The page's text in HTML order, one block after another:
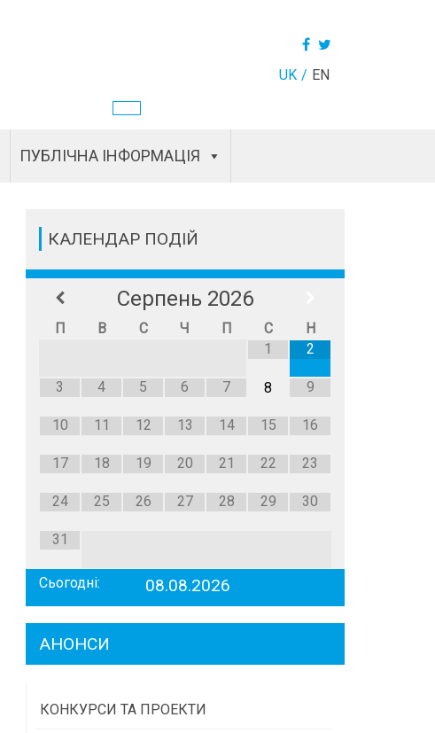
UK EN
ПУБЛІЧНА ІНФОРМАЦІЯ
КАЛЕНДАР ПОДІЙ
Серпень 2026
П В С Ч П С
Н
1
2
3 4 5 6 7 8 9
10 11 12 13 14 15 16
17 18 19 20 21 22 23
24 25 26 27 28 29 30
31
Сьогодні: 08.08.2026
АНОНСИ
КОНКУРСИ ТА ПРОЕКТИ